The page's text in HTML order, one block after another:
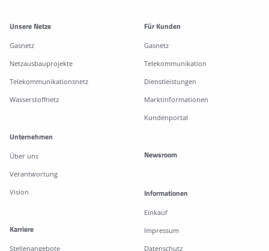
Weitere Informationen
Unsere Netze
Gasnetz
Netzausbauprojekte
Telekommunikationsnetz
Wasserstoffnetz
Für Kunden
Gasnetz
Telekommunikation
Dienstleistungen
Marktinformationen
Kundenportal
Unternehmen
Über uns
Verantwortung
Vision
Karriere
Stellenangebote
Newsroom
Informationen
Einkauf
Impressum
Datenschutz